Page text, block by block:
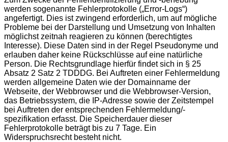
werden sogenannte Fehlerprotokolle („Error-Logs“)
angefertigt. Dies ist zwingend erforderlich, um auf mögliche
Probleme bei der Darstellung und Umsetzung von Inhalten
möglichst zeitnah reagieren zu können (berechtigtes
Interesse). Diese Daten sind in der Regel Pseudonyme und
erlauben daher keine Rückschlüsse auf eine natürliche
Person. Die Rechtsgrundlage hierfür findet sich in § 25
Absatz 2 Satz 2 TDDDG. Bei Auftreten einer Fehlermeldung
werden allgemeine Daten wie der Domainname der
Webseite, der Webbrowser und die Webbrowser-Version,
das Betriebssystem, die IP-Adresse sowie der Zeitstempel
bei Auftreten der entsprechenden Fehlermeldung/-
spezifikation erfasst. Die Speicherdauer dieser
Fehlerprotokolle beträgt bis zu 7 Tage. Ein
Widerspruchsrecht besteht nicht.